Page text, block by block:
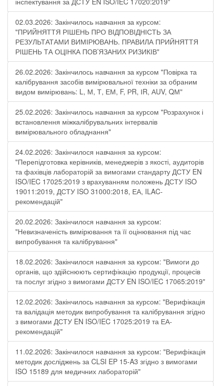
02.03.2026: Закінчилось навчання за курсом:
"ПРИЙНЯТТЯ РІШЕНЬ ПРО ВІДПОВІДНІСТЬ ЗА
РЕЗУЛЬТАТАМИ ВИМІРЮВАНЬ. ПРАВИЛА ПРИЙНЯТТЯ
РІШЕНЬ ТА ОЦІНКА ПОВ’ЯЗАНИХ РИЗИКІВ"
26.02.2026: Закінчилось навчання за курсом "Повірка та
калібрування засобів вимірювальної техніки за обраним
видом вимірювань: L, М, Т, ЕМ, F, РR, ІR, АUV, QМ"
25.02.2026: Закінчилось навчання за курсом "Розрахунок і
встановлення міжкалібрувальних інтервалів
вимірювального обладнання"
24.02.2026: Закінчилося навчання за курсом:
"Перепідготовка керівників, менеджерів з якості, аудиторів
та фахівців лабораторій за вимогами стандарту ДСТУ EN
ISO/IEC 17025:2019 з врахуванням положень ДСТУ ISO
19011:2019, ДСТУ ISO 31000:2018, ЕА, ILAC-
рекомендацій"
20.02.2026: Закінчилося навчання за курсом:
"Невизначеність вимірювання та її оцінювання під час
випробування та калібрування"
18.02.2026: Закінчилося навчання за курсом: "Вимоги до
органів, що здійснюють сертифікацію продукції, процесів
та послуг згідно з вимогами ДСТУ EN ISO/IEC 17065:2019"
12.02.2026: Закінчилось навчання за курсом: "Верифікація
та валідація методик випробування та калібрування згідно
з вимогами ДСТУ EN ISO/IEC 17025:2019 та ЕА-
рекомендацій"
11.02.2026: Закінчилося навчання за курсом: "Верифікація
методик досліджень за CLSI EP 15-A3 згідно з вимогами
ISO 15189 для медичних лабораторій"